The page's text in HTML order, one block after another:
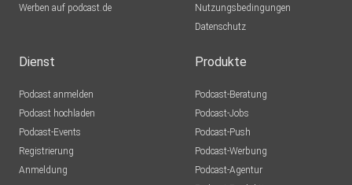
Werben auf podcast.de
Nutzungsbedingungen
Datenschutz
Dienst
Podcast anmelden
Podcast hochladen
Podcast-Events
Registrierung
Anmeldung
Produkte
Podcast-Beratung
Podcast-Jobs
Podcast-Push
Podcast-Werbung
Podcast-Agentur